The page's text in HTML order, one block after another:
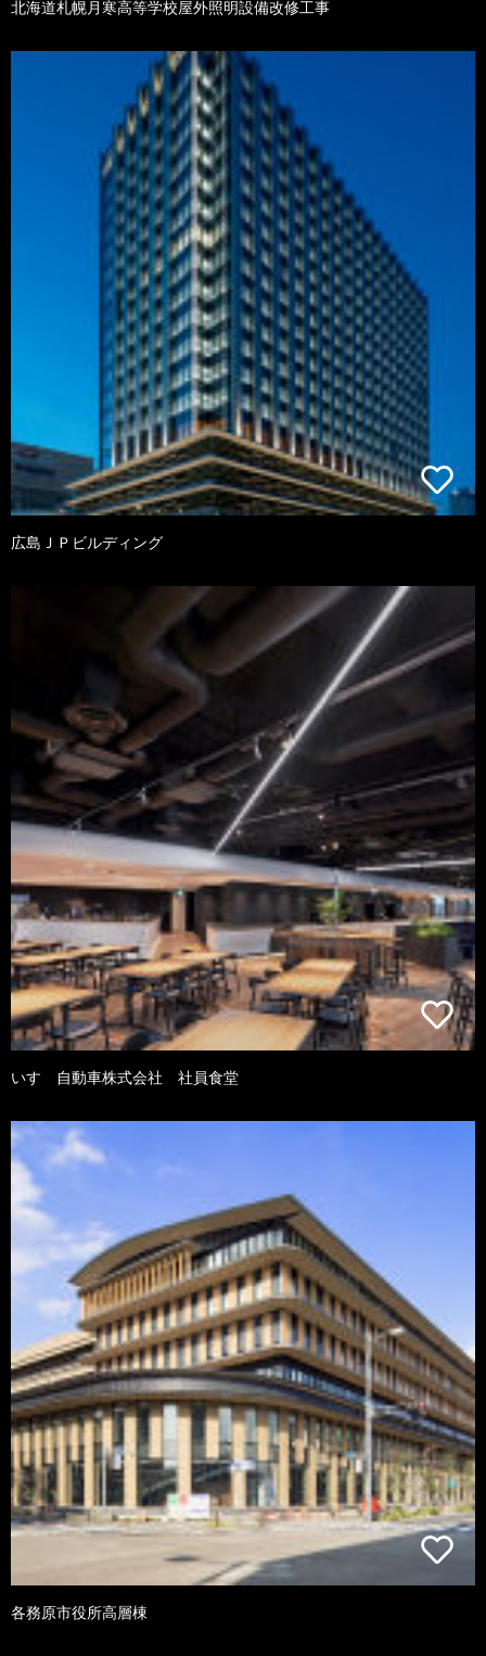
北海道札幌月寒高等学校屋外照明設備改修工事
広島ＪＰビルディング
いすゞ自動車株式会社 社員食堂
各務原市役所高層棟